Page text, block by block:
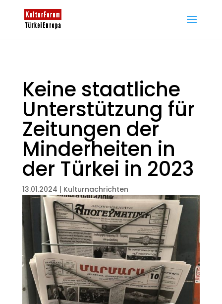
Keine staatliche
Unterstützung für
Zeitungen der
Minderheiten in
der Türkei in 2023
13.01.2024 | Kulturnachrichten